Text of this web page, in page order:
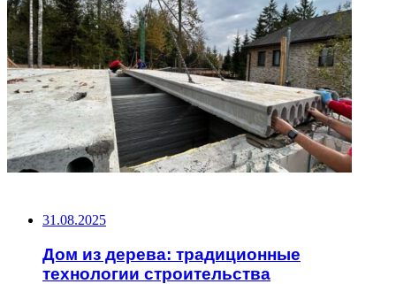
31.08.2025
Дом из дерева: традиционные
технологии строительства